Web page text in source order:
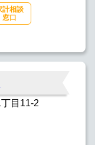
計相談
窓口
目11-2